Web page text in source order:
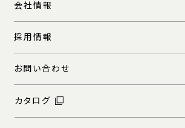
会社情報
採用情報
お問い合わせ
カタログ